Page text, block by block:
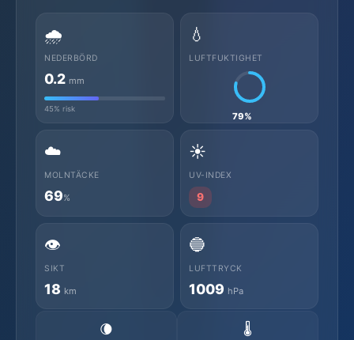
🌧️
NEDERBÖRD
0.2 mm
45% risk
💧
LUFTFUKTIGHET
79%
☁️
MOLNTÄCKE
69%
☀️
UV-INDEX
9
👁️
SIKT
18 km
🔵
LUFTTRYCK
1009 hPa
🌘 🌡️